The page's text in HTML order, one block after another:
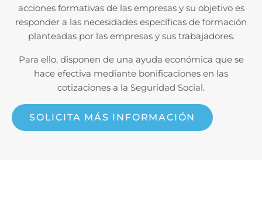
acciones formativas de las empresas y su objetivo es
responder a las necesidades específicas de formación
planteadas por las empresas y sus trabajadores.
Para ello, disponen de una ayuda económica que se
hace efectiva mediante bonificaciones en las
cotizaciones a la Seguridad Social.
SOLICITA MÁS INFORMACIÓN